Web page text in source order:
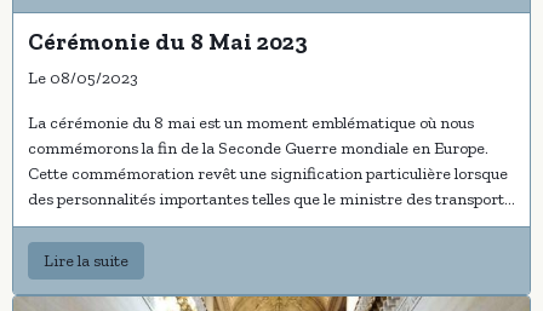
Cérémonie du 8 Mai 2023
Le 08/05/2023
La cérémonie du 8 mai est un moment emblématique où nous
commémorons la fin de la Seconde Guerre mondiale en Europe.
Cette commémoration revêt une signification particulière lorsque
des personnalités importantes telles que le ministre des transports
et le président de la RATP y assistent. La présence conjointe du
ministre des transports, Monsieur Clément Beaune et du président
de la RATP, Monsieur Jean Castex, lors de la cérémonie du 8 mai
renforce l'hommage solennel rendu aux victimes de la guerre. Ils
Lire la suite